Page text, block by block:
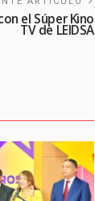
el Súper Kino
TV de LEIDSA